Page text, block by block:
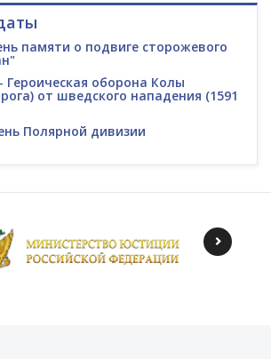
памяти о подвиге сторожевого
Героическая оборона Колы
от шведского нападения (1591
Полярной дивизии